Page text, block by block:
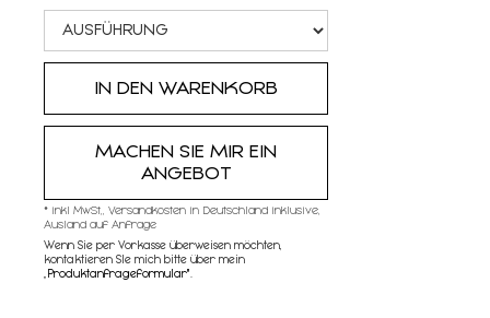
MACHEN SIE MIR EIN
ANGEBOT
* inkl MwSt,, Versandkosten in Deutschland inklusive,
Ausland auf Anfrage
Wenn Sie per Vorkasse überweisen möchten,
kontaktieren SIe mich bitte über mein
Produktanfrageformular"